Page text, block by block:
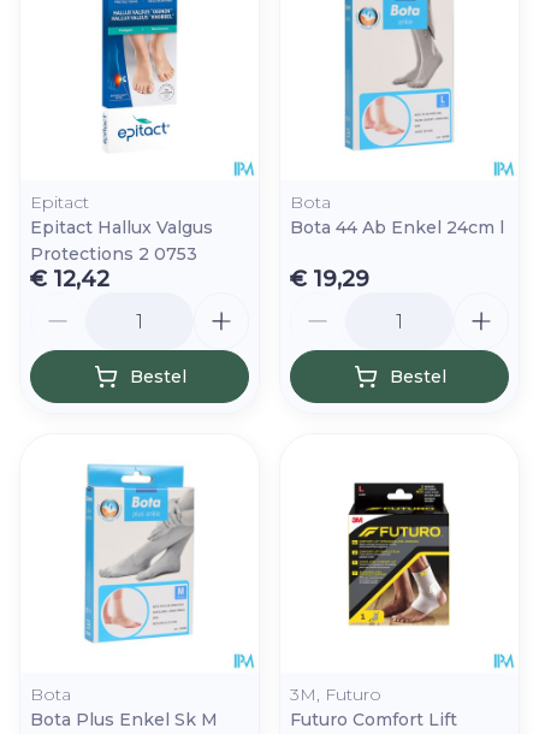
Epitact
Epitact Hallux Valgus
Protections 2 0753
€ 12,42
Bestel
Bota
Bota 44 Ab Enkel 24cm l
€ 19,29
Bestel
Bota
Bota Plus Enkel Sk M
3M, Futuro
Futuro Comfort Lift